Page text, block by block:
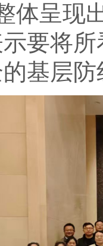
呈现出
要将
基层防